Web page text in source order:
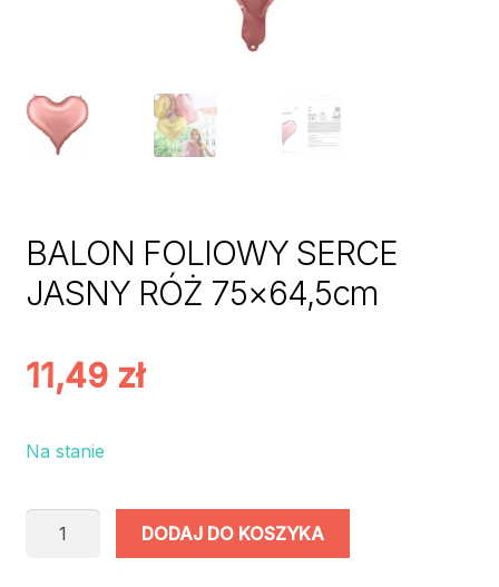
BALON FOLIOWY SERCE
JASNY RÓŻ 75×64,5cm
11,49 zł
Na stanie
DODAJ DO KOSZYKA